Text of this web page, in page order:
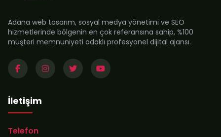
Adana web tasarım, sosyal medya yönetimi ve SEO
hizmetlerinde bölgenin en çok referansına sahip, %100
müşteri memnuniyeti odaklı profesyonel dijital ajansı.
İletişim
Telefon